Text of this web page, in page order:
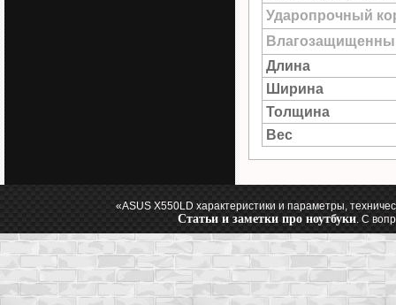
Ударопрочный
Длина
Ширина
Толщина
Вес
«ASUS X550LD характеристики и параметры,
Статьи и заметки про ноутбуки. С